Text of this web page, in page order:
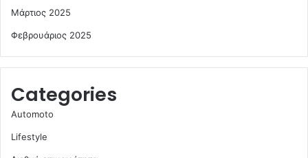
Μάρτιος 2025
Φεβρουάριος 2025
Categories
Automoto
Lifestyle